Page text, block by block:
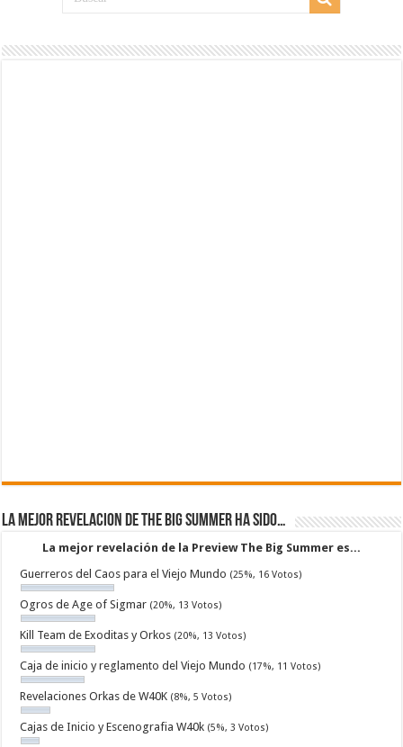
La mejor revelacion de The Big Summer ha sido…
La mejor revelación de la Preview The Big Summer es...
Guerreros del Caos para el Viejo Mundo (25%, 16 Votos)
Ogros de Age of Sigmar (20%, 13 Votos)
Kill Team de Exoditas y Orkos (20%, 13 Votos)
Caja de inicio y reglamento del Viejo Mundo (17%, 11 Votos)
Revelaciones Orkas de W40K (8%, 5 Votos)
Cajas de Inicio y Escenografia W40k (5%, 3 Votos)